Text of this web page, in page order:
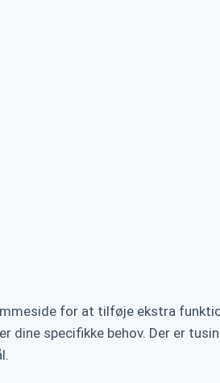
for at tilføje ekstra
dine specifikke behov. Der er